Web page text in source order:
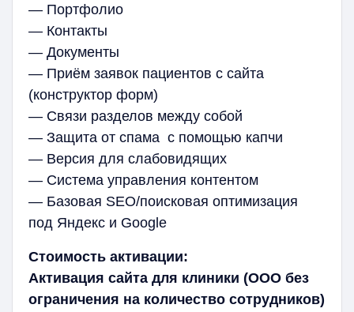
— Портфолио
— Контакты
— Документы
— Приём заявок пациентов с сайта
(конструктор форм)
— Связи разделов между собой
— Защита от спама с помощью капчи
— Версия для слабовидящих
— Система управления контентом
— Базовая SEO/поисковая оптимизация
под Яндекс и Google
Стоимость активации:
Активация сайта для клиники (ООО без
ограничения на количество сотрудников)